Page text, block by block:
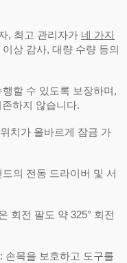
, 최고 관리자가 네 가지
상 감사, 대량 수량 등의
할 수 있도록 보장하며,
하지 않습니다.
치가 올바르게 잠금 가
의 전동 드라이버 및 서
회전 팔도 약 325° 회전
손목을 보호하고 도구를